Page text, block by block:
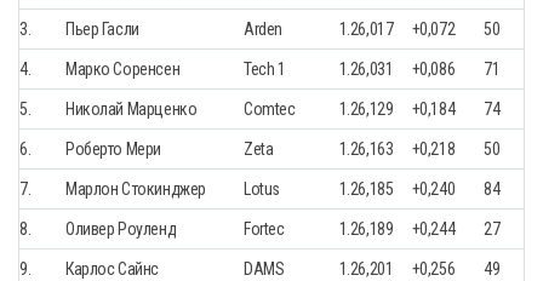
3. Пьер Гасли Arden 1.26,017 +0,072 50
4. Марко Соренсен Tech 1 1.26,031 +0,086 71
5. Николай Марценко Comtec 1.26,129 +0,184 74
6. Роберто Мери Zeta 1.26,163 +0,218 50
7. Марлон Стокинджер Lotus 1.26,185 +0,240 84
8. Оливер Роуленд Fortec 1.26,189 +0,244 27
9. Карлос Сайнс DAMS 1.26,201 +0,256 49